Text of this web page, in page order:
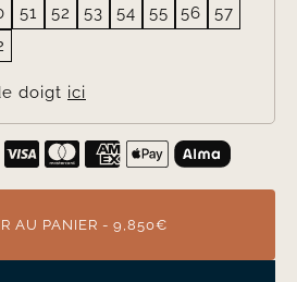
51 52 53 54 55 56
57
doigt ici
AU PANIER - 9,850€